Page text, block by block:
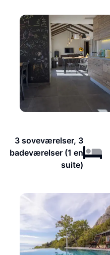
3 soveværelser, 3
badeværelser (1 en
suite)